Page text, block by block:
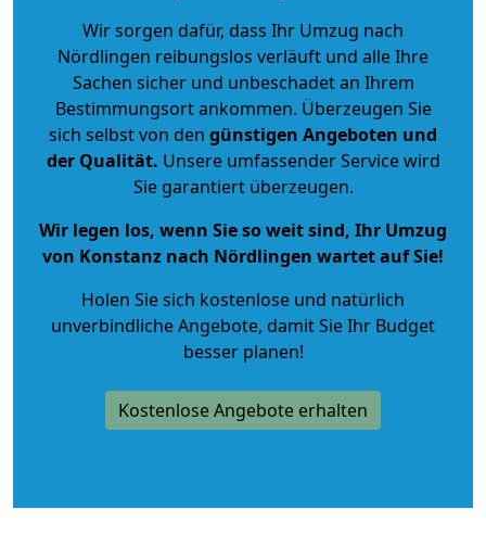
Wir sorgen dafür, dass Ihr Umzug nach
Nördlingen reibungslos verläuft und alle Ihre
Sachen sicher und unbeschadet an Ihrem
Bestimmungsort ankommen. Überzeugen Sie
sich selbst von den günstigen Angeboten und
der Qualität. Unsere umfassender Service wird
Sie garantiert überzeugen.
Wir legen los, wenn Sie so weit sind, Ihr Umzug
von Konstanz nach Nördlingen wartet auf Sie!
Holen Sie sich kostenlose und natürlich
unverbindliche Angebote, damit Sie Ihr Budget
besser planen!
Kostenlose Angebote erhalten